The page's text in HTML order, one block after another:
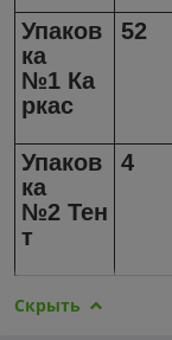
Упаков
ка
№1 Ка
ркас
52
Упаков
ка
№2 Тен
т
4
Скрыть